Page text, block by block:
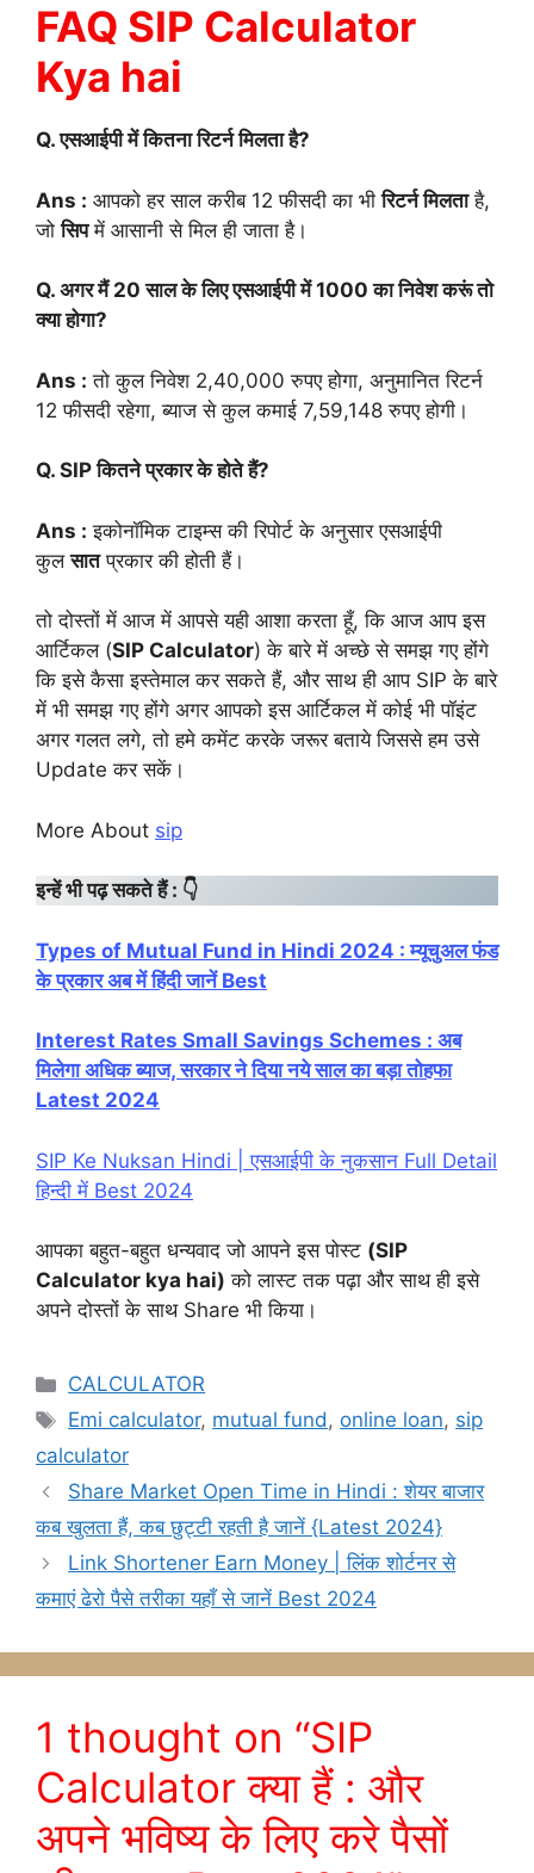
FAQ SIP Calculator
Kya hai
Q. एसआईपी में कितना रिटर्न मिलता है?
Ans : आपको हर साल करीब 12 फीसदी का भीरिटर्न मिलताहै,
जोसिपमें आसानी से मिल ही जाता है।
Q. अगर मैं 20 साल के लिए एसआईपी में 1000 का निवेश करूं तो
क्या होगा?
Ans : तो कुल निवेश 2,40,000 रुपए होगा, अनुमानित रिटर्न
12 फीसदी रहेगा, ब्याज से कुल कमाई 7,59,148 रुपए होगी।
Q. SIP कितने प्रकार के होते हैं?
Ans : इकोनॉमिक टाइम्स की रिपोर्ट के अनुसार एसआईपी
कुलसातप्रकार की होती हैं।
तो दोस्तों में आज में आपसे यही आशा करता हूँ, कि आज आप इस
आर्टिकल (SIP Calculator) के बारे में अच्छे से समझ गए होंगे
कि इसे कैसा इस्तेमाल कर सकते हैं, और साथ ही आप SIP के बारे
में भी समझ गए होंगे अगर आपको इस आर्टिकल में कोई भी पॉइंट
अगर गलत लगे, तो हमे कमेंट करके जरूर बताये जिससे हम उसे
Update कर सकें।
More About sip
इन्हें भी पढ़ सकते हैं : 👇
Types of Mutual Fund in Hindi 2024 : म्यूचुअल फंड
के प्रकार अब में हिंदी जानें Best
Interest Rates Small Savings Schemes : अब
मिलेगा अधिक ब्याज, सरकार ने दिया नये साल का बड़ातोहफा
Latest 2024
SIP Ke Nuksan Hindi | एसआईपी के नुकसान Full Detail
हिन्दी में Best 2024
आपका बहुत-बहुत धन्यवाद जो आपने इस पोस्ट (SIP
Calculator kya hai) को लास्ट तक पढ़ा और साथ ही इसे
अपने दोस्तों के साथ Share भी किया।
Categories
CALCULATOR
Tags
Emi calculator, mutual fund, online loan, sip
calculator
Share Market Open Time in Hindi : शेयर बाजार
कब खुलता हैं, कब छुट्टी रहती है जानें {Latest 2024}
Link Shortener Earn Money | लिंक शोर्टनर से
कमाएं ढेरो पैसे तरीका यहाँ से जानें Best 2024
1 thought on “SIP
Calculator क्या हैं : और
अपने भविष्य के लिए करे पैसों